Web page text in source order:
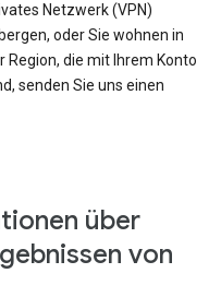
Netzwerk (VPN)
oder Sie wohnen in
Region, die mit Ihrem Konto
senden Sie uns einen
über
von